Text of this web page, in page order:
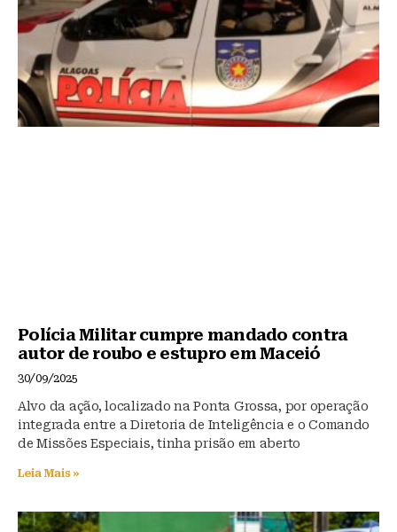
Polícia Militar cumpre mandado contra
autor de roubo e estupro em Maceió
30/09/2025
Alvo da ação, localizado na Ponta Grossa, por operação
integrada entre a Diretoria de Inteligência e o Comando
de Missões Especiais, tinha prisão em aberto
Leia Mais »